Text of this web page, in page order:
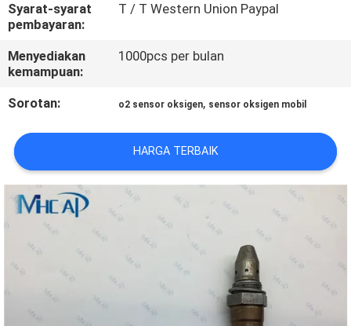
PERMINTAAN
PENAWARAN
SITEMAP
PRIVACY
POLICY
Syarat-syarat
pembayaran:
T / T Western Union Paypal
Menyediakan
kemampuan:
1000pcs per bulan
Sorotan: o2 sensor oksigen, sensor oksigen mobil
HARGA TERBAIK